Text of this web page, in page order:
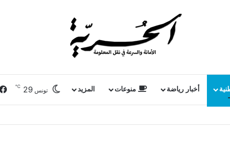
أخبار رياضة منوعات المزيد تونس 29
℃